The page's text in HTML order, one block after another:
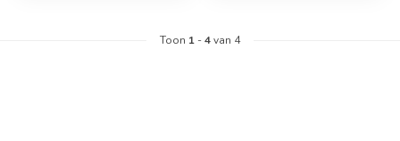
Toon 1 -4van 4